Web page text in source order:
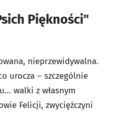
Piękności"
nieprzewidywalna.
urocza – szczególnie
walki z własnym
Felicji, zwyciężczyni